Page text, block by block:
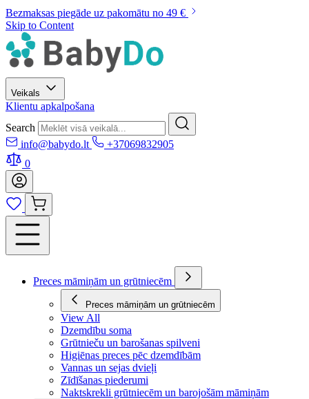
Bezmaksas piegāde uz pakomātu no 49 €
Skip to Content
Veikals
Klientu apkalpošana
Search
info@babydo.lt
+37069832905
0
Preces māmiņām un grūtniecēm
Preces māmiņām un grūtniecēm
View All
Dzemdību soma
Grūtnieču un barošanas spilveni
Higiēnas preces pēc dzemdībām
Vannas un sejas dvieļi
Zīdīšanas piederumi
Naktskrekli grūtniecēm un barojošām māmiņām